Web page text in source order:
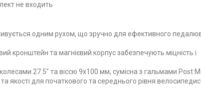
не входить
одним рухом, що зручно для ефективного
кронштейн та магнієвий корпус забезпечують міцність і
27.5" та віссю 9x100 мм, сумісна з гальмами Post
якості для початкового та середнього рівня